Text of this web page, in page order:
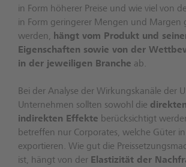
in Form höherer Preise und wie viel von
in Form geringerer Mengen und Margen
werden, hängt vom Produkt und
Eigenschaften sowie von der
in der jeweiligen Branche ab.
Bei der Analyse der Wirkungskanäle der
Unternehmen sollten sowohl die
indirekten Effekte berücksichtigt
betreffen nur Corporates, welche Güter in
exportieren. Wie gut die
ist, hängt von der Elastizität der